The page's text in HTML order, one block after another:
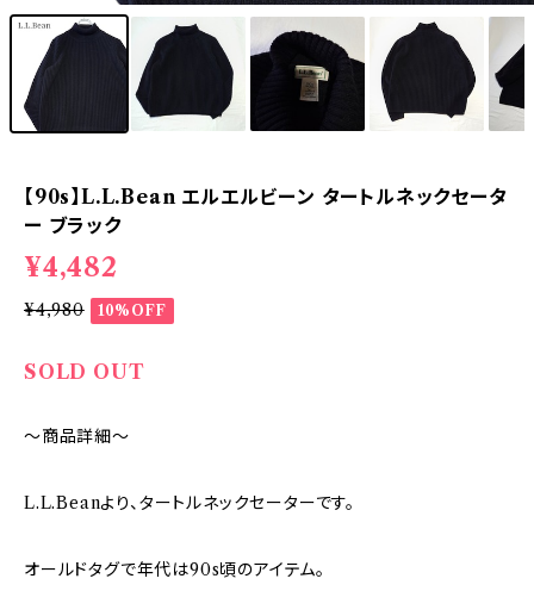
【90s】L.L.Bean エルエルビーン タートルネックセータ
ー ブラック
¥4,482
¥4,980 10%OFF
SOLD OUT
～商品詳細～
L.L.Beanより、タートルネックセーターです。
オールドタグで年代は90s頃のアイテム。